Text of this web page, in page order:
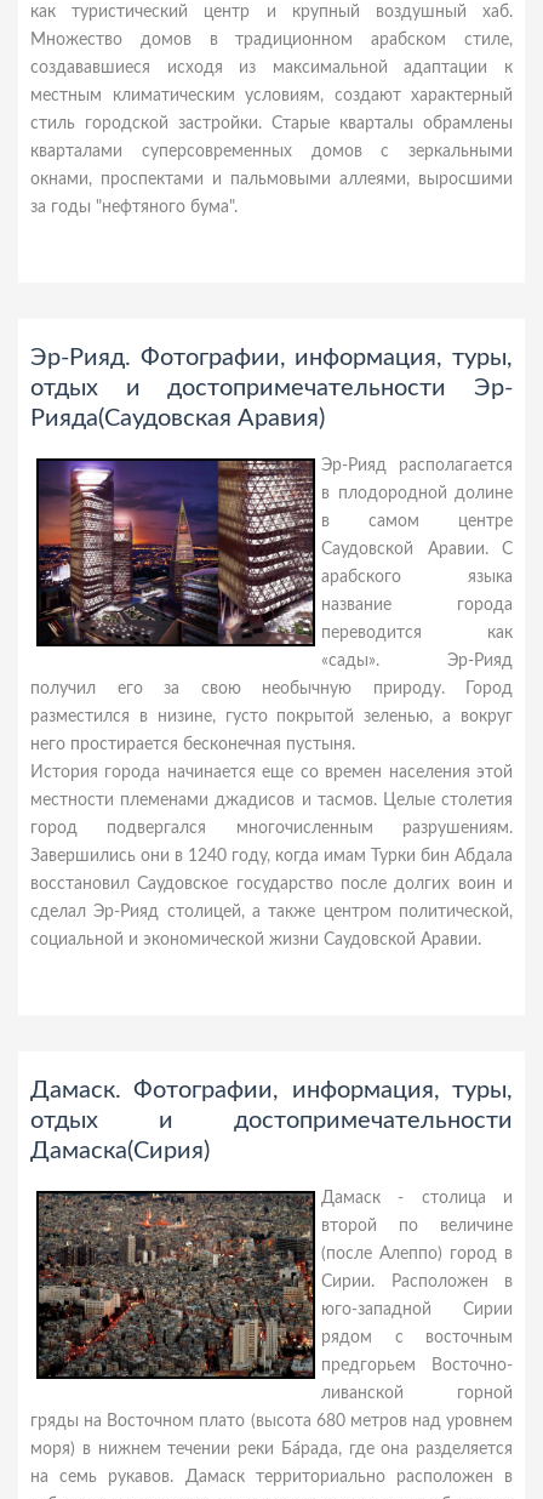
как туристический центр и крупный воздушный хаб.
Множество домов в традиционном арабском стиле,
создававшиеся исходя из максимальной адаптации к
местным климатическим условиям, создают характерный
стиль городской застройки. Старые кварталы обрамлены
кварталами суперсовременных домов с зеркальными
окнами, проспектами и пальмовыми аллеями, выросшими
за годы "нефтяного бума".
Эр-Рияд. Фотографии, информация, туры,
отдых и достопримечательности Эр-
Рияда(Саудовская Аравия)
Эр-Рияд располагается
в плодородной долине
в самом центре
Саудовской Аравии. C
арабского языка
название города
переводится как
«сады». Эр-Рияд
получил его за свою необычную природу. Город
разместился в низине, густо покрытой зеленью, а вокруг
него простирается бесконечная пустыня.
История города начинается еще со времен населения этой
местности племенами джадисов и тасмов. Целые столетия
город подвергался многочисленным разрушениям.
Завершились они в 1240 году, когда имам Турки бин Абдала
восстановил Саудовское государство после долгих воин и
сделал Эр-Рияд столицей, а также центром политической,
социальной и экономической жизни Саудовской Аравии.
Дамаск. Фотографии, информация, туры,
отдых и достопримечательности
Дамаска(Сирия)
Дамаск - столица и
второй по величине
(после Алеппо) город в
Сирии. Расположен в
юго-западной Сирии
рядом с восточным
предгорьем Восточно-
ливанской горной
гряды на Восточном плато (высота 680 метров над уровнем
моря) в нижнем течении реки Ба́рада, где она разделяется
на семь рукавов. Дамаск территориально расположен в